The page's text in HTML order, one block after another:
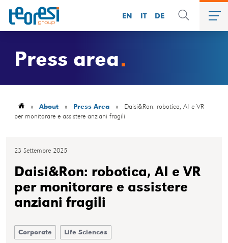
EN IT DE
Press area
» About » Press Area »
Daisi&Ron: robotica, AI e VR
per monitorare e assistere anziani fragili
23 Settembre 2025
Daisi&Ron: robotica, AI e VR
per monitorare e assistere
anziani fragili
Corporate Life Sciences